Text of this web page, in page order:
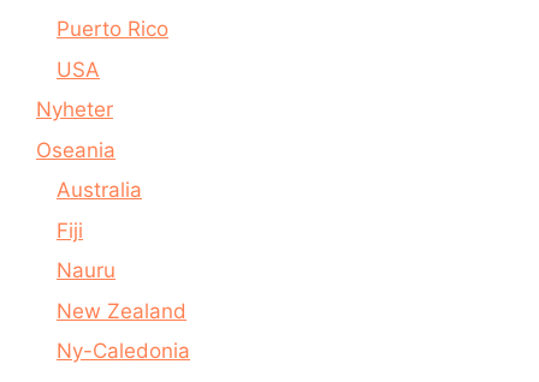
Puerto Rico
USA
Nyheter
Oseania
Australia
Fiji
Nauru
New Zealand
Ny-Caledonia